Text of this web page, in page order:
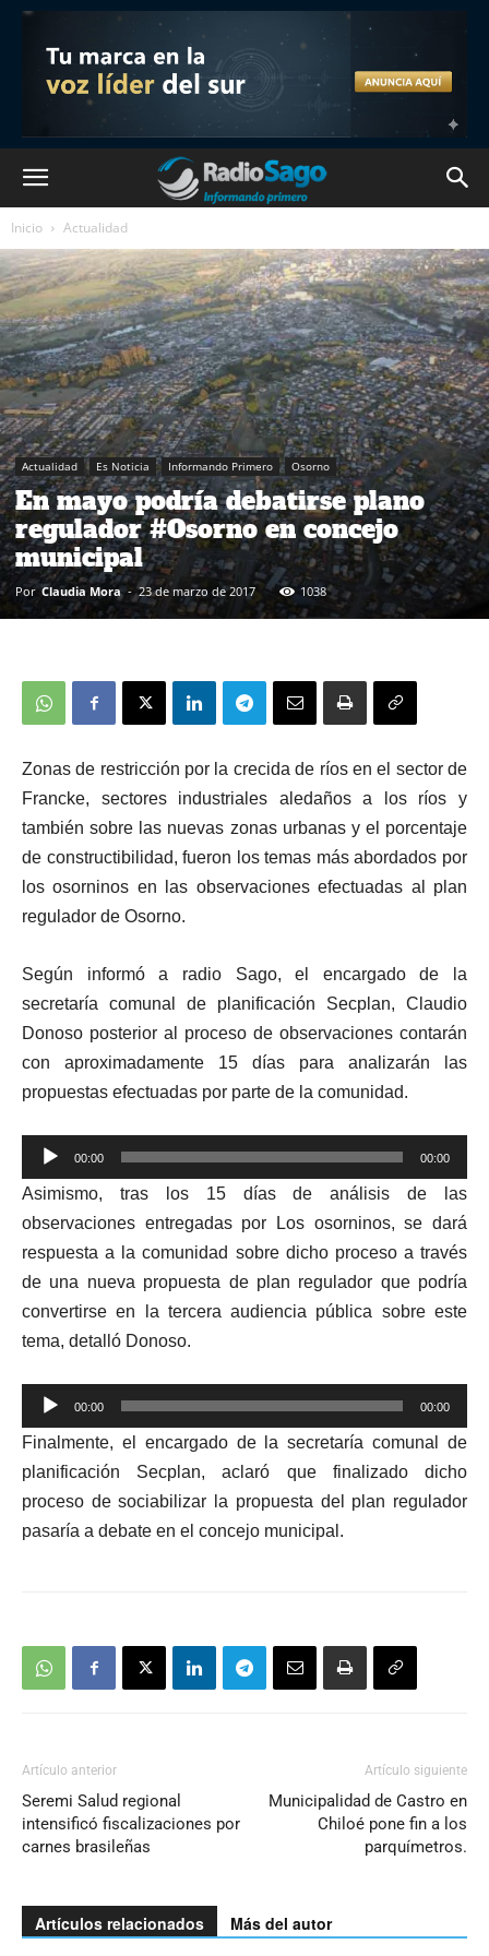
Inicio Actualidad
Actualidad Es Noticia Informando Primero Osorno
En mayo podría debatirse plano
regulador #Osorno en concejo
municipal
Por Claudia Mora - 23 de marzo de 2017 1038
Zonas de restricción por la crecida de ríos en el sector de
Francke, sectores industriales aledaños a los ríos y
también sobre las nuevas zonas urbanas y el porcentaje
de constructibilidad, fueron los temas más abordados por
los osorninos en las observaciones efectuadas al plan
regulador de Osorno.
Según informó a radio Sago, el encargado de la
secretaría comunal de planificación Secplan, Claudio
Donoso posterior al proceso de observaciones contarán
con aproximadamente 15 días para analizarán las
propuestas efectuadas por parte de la comunidad.
Reproductor
de
audio
00:00 00:00
Asimismo, tras los 15 días de análisis de las
observaciones entregadas por Los osorninos, se dará
respuesta a la comunidad sobre dicho proceso a través
de una nueva propuesta de plan regulador que podría
convertirse en la tercera audiencia pública sobre este
tema, detalló Donoso.
Reproductor
de
audio
00:00 00:00
Finalmente, el encargado de la secretaría comunal de
planificación Secplan, aclaró que finalizado dicho
proceso de sociabilizar la propuesta del plan regulador
pasaría a debate en el concejo municipal.
Artículo anterior
Seremi Salud regional
intensificó fiscalizaciones por
carnes brasileñas
Artículo siguiente
Municipalidad de Castro en
Chiloé pone fin a los
parquímetros.
Artículos relacionados Más del autor